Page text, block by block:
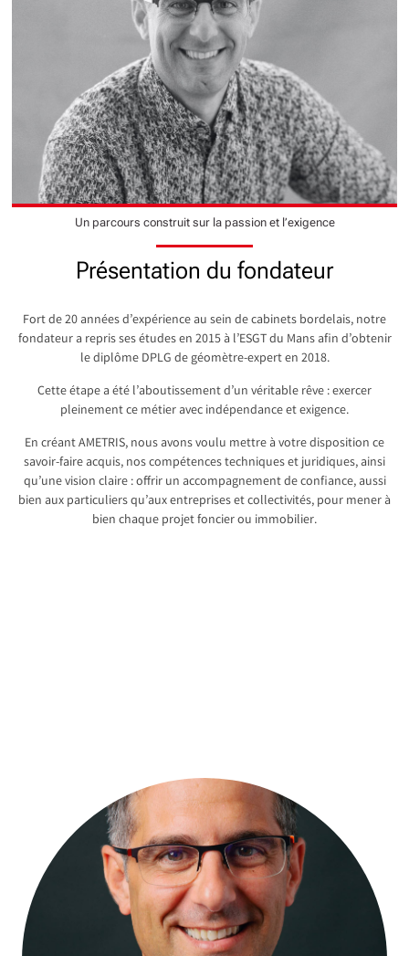
Un parcours construit sur la passion et l’exigence
Présentation du fondateur
Fort de 20 années d’expérience au sein de cabinets bordelais, notre
fondateur a repris ses études en 2015 à l’ESGT du Mans afin d’obtenir
le diplôme DPLG de géomètre-expert en 2018.
Cette étape a été l’aboutissement d’un véritable rêve : exercer
pleinement ce métier avec indépendance et exigence.
En créant AMETRIS, nous avons voulu mettre à votre disposition ce
savoir-faire acquis, nos compétences techniques et juridiques, ainsi
qu’une vision claire : offrir un accompagnement de confiance, aussi
bien aux particuliers qu’aux entreprises et collectivités, pour mener à
bien chaque projet foncier ou immobilier.